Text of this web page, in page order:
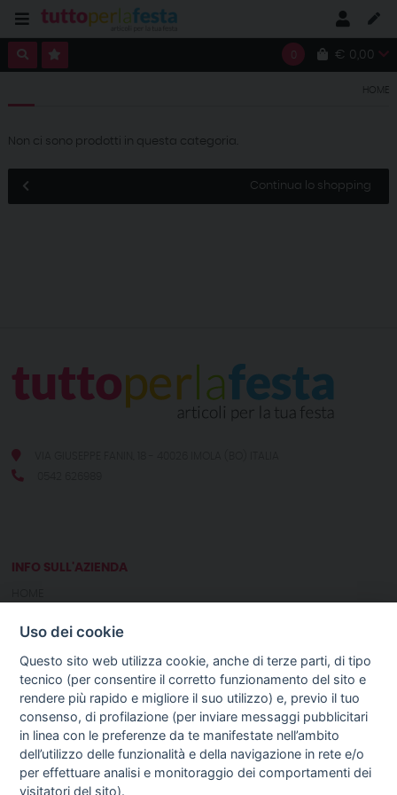
0 € 0,00
HOME
Non ci sono prodotti in questa categoria.
Continua lo shopping
INFO SULL'AZIENDA
NOTIZIE
GUIDA AGLI ACQUISTI
PROCEDURA DI ACQUISTO
DIRITTO DI RECESSO
SPEDIZIONI E COSTI
Uso dei cookie
Questo sito web utilizza cookie, anche di terze parti, di tipo
tecnico (per consentire il corretto funzionamento del sito e
rendere più rapido e migliore il suo utilizzo) e, previo il tuo
consenso, di profilazione (per inviare messaggi pubblicitari
in linea con le preferenze da te manifestate nell’ambito
dell’utilizzo delle funzionalità e della navigazione in rete e/o
per effettuare analisi e monitoraggio dei comportamenti dei
visitatori del sito).